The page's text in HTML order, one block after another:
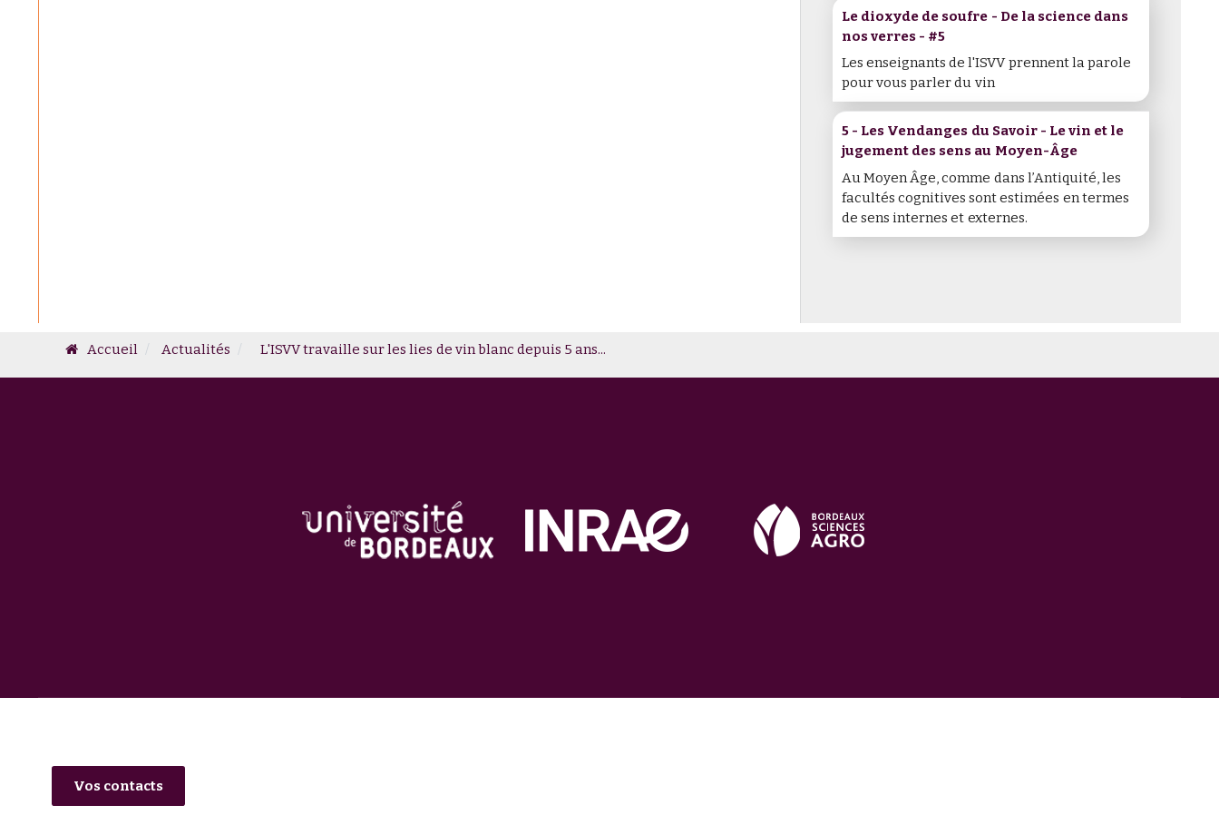
Le dioxyde de soufre - De la science dans
nos verres - #5
Les enseignants de l'ISVV prennent la parole
pour vous parler du vin
5 - Les Vendanges du Savoir - Le vin et le
jugement des sens au Moyen-Âge
Au Moyen Âge, comme dans l’Antiquité, les
facultés cognitives sont estimées en termes
de sens internes et externes.
Accueil Actualités L'ISVV travaille sur les lies de vin blanc depuis 5 ans...
Vos contacts